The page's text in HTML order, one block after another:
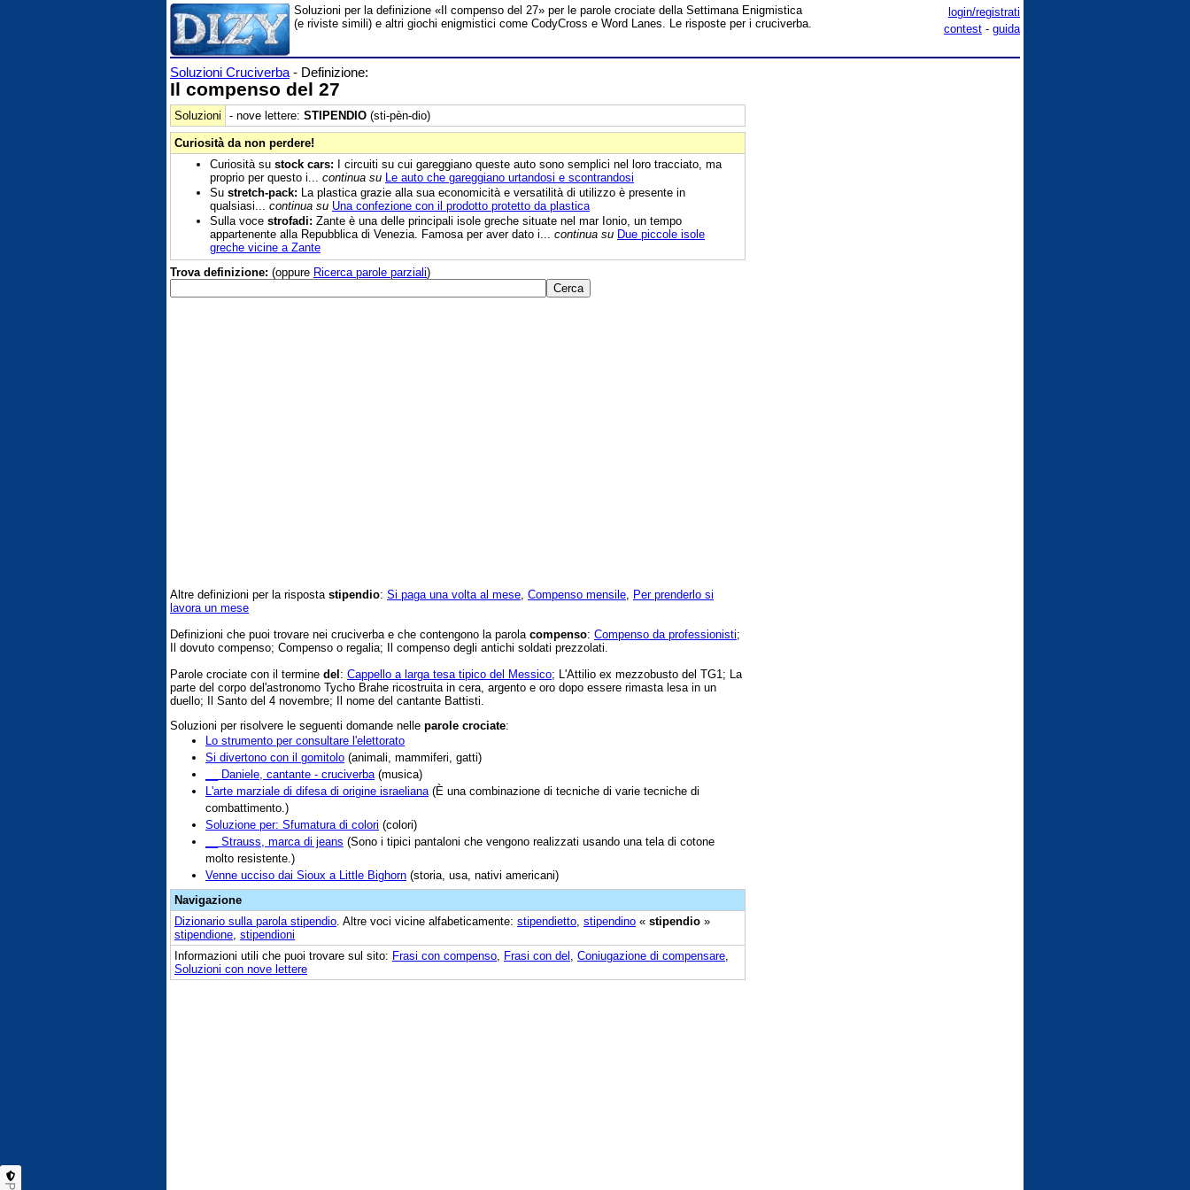
login/registrati
contest - guida
Soluzioni per la definizione «Il compenso del 27» per le parole crociate della Settimana Enigmistica
(e riviste simili) e altri giochi enigmistici come CodyCross e Word Lanes. Le risposte per i cruciverba.
Soluzioni Cruciverba - Definizione:
Il compenso del 27
Soluzioni - nove lettere: STIPENDIO (sti-pèn-dio)
Curiosità da non perdere!
Curiosità su stock cars: I circuiti su cui gareggiano queste auto sono semplici nel loro tracciato, ma
proprio per questo i... continua su Le auto che gareggiano urtandosi e scontrandosi
Su stretch-pack: La plastica grazie alla sua economicità e versatilità di utilizzo è presente in
qualsiasi... continua su Una confezione con il prodotto protetto da plastica
Sulla voce strofadi: Zante è una delle principali isole greche situate nel mar Ionio, un tempo
appartenente alla Repubblica di Venezia. Famosa per aver dato i... continua su Due piccole isole
greche vicine a Zante
Trova definizione: (oppure Ricerca parole parziali)
Altre definizioni per la risposta stipendio: Si paga una volta al mese Compenso mensile Per prenderlo si
lavora un mese
Definizioni che puoi trovare nei cruciverba e che contengono la parola compenso: Compenso da professionisti;
Il dovuto compenso; Compenso o regalia; Il compenso degli antichi soldati prezzolati.
Parole crociate con il termine del: Cappello a larga tesa tipico del Messico; L'Attilio ex mezzobusto del TG1; La
parte del corpo del'astronomo Tycho Brahe ricostruita in cera, argento e oro dopo essere rimasta lesa in un
duello; Il Santo del 4 novembre; Il nome del cantante Battisti.
Soluzioni per risolvere le seguenti domande nelle parole crociate:
Lo strumento per consultare l'elettorato
Si divertono con il gomitolo (animali, mammiferi, gatti)
__ Daniele, cantante - cruciverba (musica)
L'arte marziale di difesa di origine israeliana (È una combinazione di tecniche di varie tecniche di
combattimento.)
Soluzione per: Sfumatura di colori (colori)
__ Strauss, marca di jeans (Sono i tipici pantaloni che vengono realizzati usando una tela di cotone
molto resistente.)
Venne ucciso dai Sioux a Little Bighorn (storia, usa, nativi americani)
Navigazione
Dizionario sulla parola stipendio . Altre voci vicine alfabeticamente: stipendietto stipendino « stipendio »
stipendione stipendioni
Informazioni utili che puoi trovare sul sito: Frasi con compenso Frasi con del Coniugazione di compensare
Soluzioni con nove lettere